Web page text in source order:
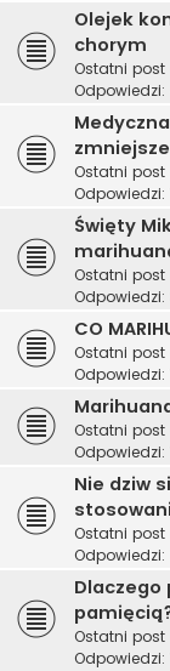
Olejek
chorym
Ostatni post
Odpowiedzi:
Ostatni post
Odpowiedzi:
Święty
Ostatni post
Odpowiedzi:
CO
Ostatni post
Odpowiedzi:
Ostatni post
Odpowiedzi:
Nie dziw
Ostatni post
Odpowiedzi:
Dlaczego
Ostatni post
Odpowiedzi: